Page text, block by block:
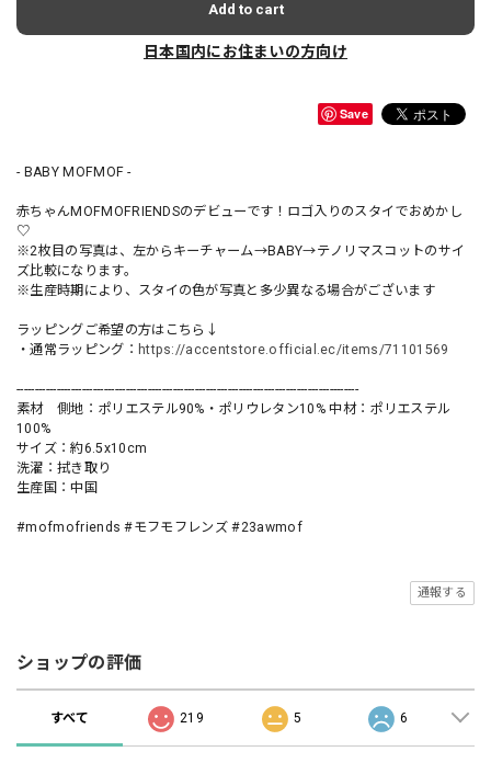
Add to cart
日本国内にお住まいの方向け
Save
- BABY MOFMOF -
赤ちゃんMOFMOFRIENDSのデビューです！ロゴ入りのスタイでおめかし
♡
※2枚目の写真は、左からキーチャーム→BABY→テノリマスコットのサイ
ズ比較になります。
※生産時期により、スタイの色が写真と多少異なる場合がございます
ラッピングご希望の方はこちら↓
・通常ラッピング： https://accentstore.official.ec/items/71101569
----------------------------------------------------------------------------------------------
素材 側地：ポリエステル90%・ポリウレタン10% 中材：ポリエステル
100%
サイズ：約6.5x10cm
洗濯：拭き取り
生産国：中国
#mofmofriends #モフモフレンズ #23awmof
通報する
ショップの評価
すべて 219 5 6